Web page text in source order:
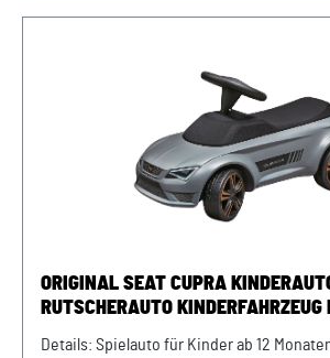
ORIGINAL SEAT CUPRA
RUTSCHERAUTO KINDERFAHRZEUG
Details: Spielauto für Kinder ab 12 Monaten mit